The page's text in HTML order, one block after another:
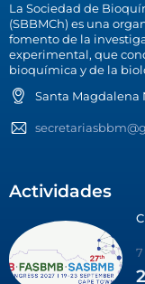
La Sociedad de
(SBBMCh) es una
fomento de la
experimental, que
bioquímica y de la
Santa Magdalena
Actividades